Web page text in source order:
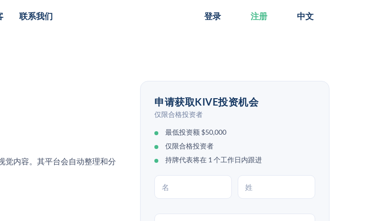
联系我们 登录 注册 中文
觉内容。其平台会自动整理和分
申请获取KIVE投资机会
仅限合格投资者
最低投资额 $50,000
仅限合格投资者
持牌代表将在 1 个工作日内跟进